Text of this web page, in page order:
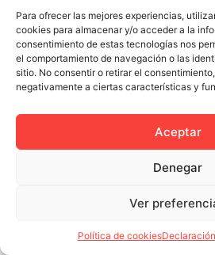
Para ofrecer las mejores experiencias,
cookies para almacenar y/o acceder a la
consentimiento de estas tecnologías nos
el comportamiento de navegación o las
sitio. No consentir o retirar el
negativamente a ciertas características y
Aceptar
Denegar
Ver
Política de cookies
agencia de publicidad en pleno
cuando, al entrar en su
una señora vestida de domingo
puesto de trabajo. – Buenos días,
esperando a alguien? – Sí hijo,
Política de privacidad